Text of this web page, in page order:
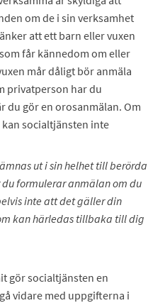
om de i sin verksamhet
att ett barn eller vuxen
får kännedom om eller
mår dåligt bör anmäla
privatperson har du
du gör en orosanmälan. Om
socialtjänsten inte
ut i sin helhet till berörda
formulerar anmälan om du
inte att det gäller din
kan härledas tillbaka till dig
gör socialtjänsten en
vidare med uppgifterna i